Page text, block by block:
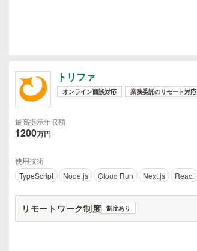
トリファ
オンライン面談対応 業務委託のリモート対応
最高提示年収額
1200万円
使用技術
TypeScript
Node.js Cloud Run Next.js React
リモートワーク制度 制度あり